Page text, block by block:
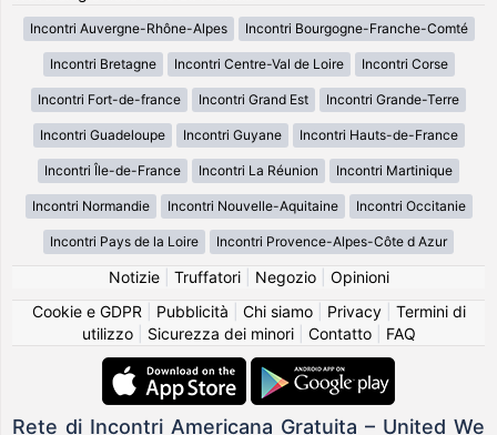
Incontri Auvergne-Rhône-Alpes Incontri Bourgogne-Franche-Comté
Incontri Bretagne Incontri Centre-Val de Loire Incontri Corse
Incontri Fort-de-france Incontri Grand Est Incontri Grande-Terre
Incontri Guadeloupe Incontri Guyane Incontri Hauts-de-France
Incontri Île-de-France Incontri La Réunion Incontri Martinique
Incontri Normandie Incontri Nouvelle-Aquitaine Incontri Occitanie
Incontri Pays de la Loire Incontri Provence-Alpes-Côte d Azur
Notizie| Truffatori| Negozio| Opinioni
Cookie e GDPR
Pubblicità Chi siamo| Privacy| Termini di
utilizzo| Sicurezza dei minori| Contatto| FAQ
Rete di Incontri Americana Gratuita – United We